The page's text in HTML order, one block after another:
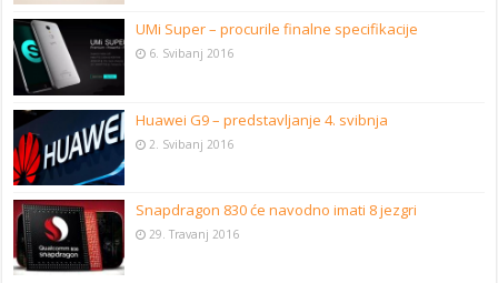
UMi Super – procurile finalne specifikacije
6. Svibanj 2016
Huawei G9 – predstavljanje 4. svibnja
2. Svibanj 2016
Snapdragon 830 će navodno imati 8 jezgri
29. Travanj 2016